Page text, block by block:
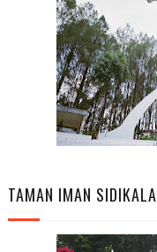
TAMAN IMAN